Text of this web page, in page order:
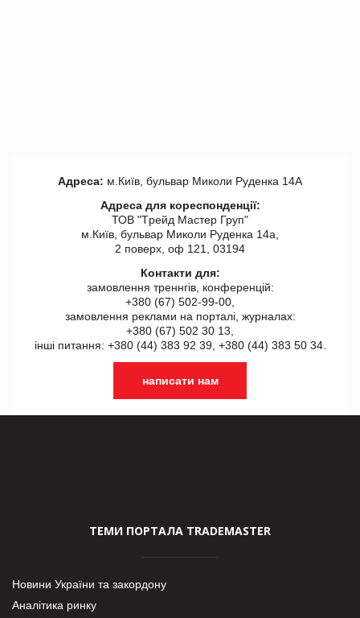
Адреса: м.Київ, бульвар Миколи Руденка 14А
Адреса для кореспонденції:
ТОВ "Tрейд Мастер Груп"
м.Київ, бульвар Миколи Руденка 14а,
2 поверх, оф 121, 03194
Контакти для:
замовлення треннгів, конференцій:
+380 (67) 502-99-00,
замовлення реклами на порталі, журналах:
+380 (67) 502 30 13,
інші питання: +380 (44) 383 92 39, +380 (44) 383 50 34.
написати нам
ТЕМИ ПОРТАЛА TRADEMASTER
Новини України та закордону
Аналітика ринку